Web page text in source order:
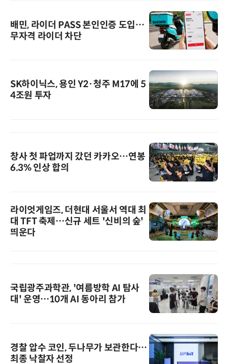
배민, 라이더 PASS 본인인증 도입…
무자격 라이더 차단
SK하이닉스, 용인 Y2·청주 M17에 5
4조원 투자
창사 첫 파업까지 갔던 카카오…연봉
6.3% 인상 합의
라이엇게임즈, 더현대 서울서 역대 최
대 TFT 축제…신규 세트 '신비의 숲'
띄운다
국립광주과학관, '여름방학 AI 탐사
대' 운영…10개 AI 동아리 참가
경찰 압수 코인, 두나무가 보관한다…
최종 낙찰자 선정